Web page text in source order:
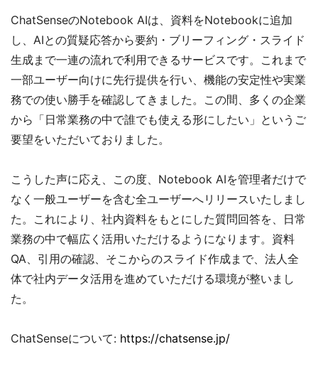
ChatSenseのNotebook AIは、資料をNotebookに追加
し、AIとの質疑応答から要約・ブリーフィング・スライド
生成まで一連の流れで利用できるサービスです。これまで
一部ユーザー向けに先行提供を行い、機能の安定性や実業
務での使い勝手を確認してきました。この間、多くの企業
から「日常業務の中で誰でも使える形にしたい」というご
要望をいただいておりました。
こうした声に応え、この度、Notebook AIを管理者だけで
なく一般ユーザーを含む全ユーザーへリリースいたしまし
た。これにより、社内資料をもとにした質問回答を、日常
業務の中で幅広く活用いただけるようになります。資料
QA、引用の確認、そこからのスライド作成まで、法人全
体で社内データ活用を進めていただける環境が整いまし
た。
ChatSenseについて: https://chatsense.jp/